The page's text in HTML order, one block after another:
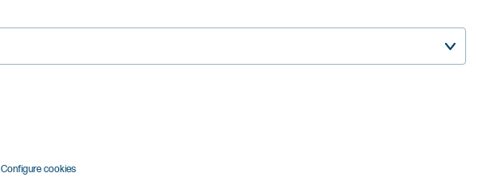
Configure cookies